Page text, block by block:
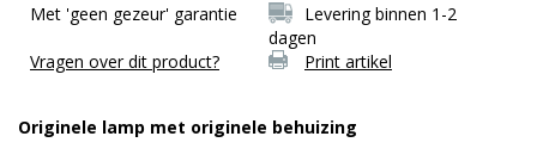
Met 'geen gezeur' garantie
Levering binnen 1-2
dagen
Vragen over dit product?
Print artikel
Originele lamp met originele behuizing